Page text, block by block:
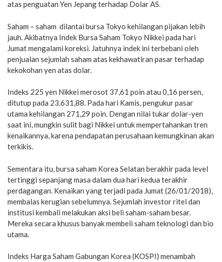
atas penguatan Yen Jepang terhadap Dolar AS.
Saham – saham dilantai bursa Tokyo kehilangan pijakan lebih
jauh. Akibatnya Indek Bursa Saham Tokyo Nikkei pada hari
Jumat mengalami koreksi. Jatuhnya indek ini terbebani oleh
penjualan sejumlah saham atas kekhawatiran pasar terhadap
kekokohan yen atas dolar.
Indeks 225 yen Nikkei merosot 37,61 poin atau 0,16 persen,
ditutup pada 23.631,88. Pada hari Kamis, pengukur pasar
utama kehilangan 271,29 poin. Dengan nilai tukar dolar-yen
saat ini, mungkin sulit bagi Nikkei untuk mempertahankan tren
kenaikannya, karena pendapatan perusahaan kemungkinan akan
terkikis.
Sementara itu, bursa saham Korea Selatan berakhir pada level
tertinggi sepanjang masa dalam dua hari kedua terakhir
perdagangan. Kenaikan yang terjadi pada Jumat (26/01/2018),
membalas kerugian sebelumnya. Sejumlah investor ritel dan
institusi kembali melakukan aksi beli saham-saham besar.
Mereka secara khusus banyak membeli saham teknologi dan bio
utama.
Indeks Harga Saham Gabungan Korea (KOSPI) menambah